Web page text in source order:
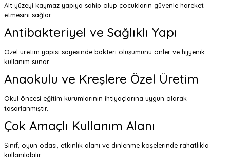
Alt yüzeyi kaymaz yapıya sahip olup çocukların güvenle hareket
etmesini sağlar.
Antibakteriyel ve Sağlıklı Yapı
Özel üretim yapısı sayesinde bakteri oluşumunu önler ve hijyenik
kullanım sunar.
Anaokulu ve Kreşlere Özel Üretim
Okul öncesi eğitim kurumlarının ihtiyaçlarına uygun olarak
tasarlanmıştır.
Çok Amaçlı Kullanım Alanı
Sınıf, oyun odası, etkinlik alanı ve dinlenme köşelerinde rahatlıkla
kullanılabilir.